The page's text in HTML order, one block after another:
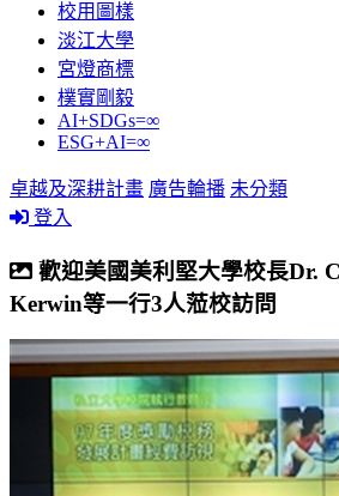
校用圖樣
淡江大學
宮燈商標
樸實剛毅
AI+SDGs=∞
ESG+AI=∞
卓越及深耕計畫 廣告輪播 未分類
登入
歡迎美國美利堅大學校長Dr.
Kerwin等一行3人蒞校訪問